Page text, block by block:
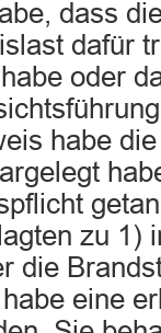
dass
dafür
oder
habe
zu 1)
die
eine